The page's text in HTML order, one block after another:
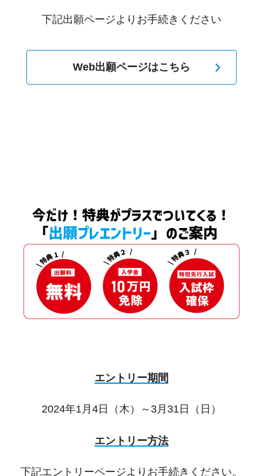
下記出願ページよりお手続きください
Web出願ページはこちら
エントリー期間
2024年1月4日（木）～3月31日（日）
エントリー方法
下記エントリーページよりお手続きください。